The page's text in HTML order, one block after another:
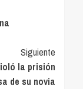
Siguiente
la prisión
de su novia